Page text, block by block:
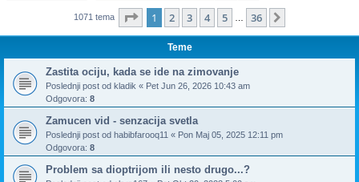
1071 tema Stranica 1od36
1 2 3 4 5 36
Teme
Zastita ociju, kada se ide na zimovanje
Poslednji post od kladik « Pet Jun 26, 2026 10:43 am
Odgovora: 8
Zamucen vid - senzacija svetla
Poslednji post od habibfarooq11 « Pon Maj 05, 2025 12:11 pm
Odgovora: 8
Problem sa dioptrijom ili nesto drugo...?